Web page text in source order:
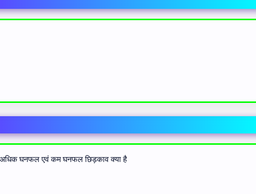
अधिक घनफल एवं कम घनफल छिड़काव क्या है